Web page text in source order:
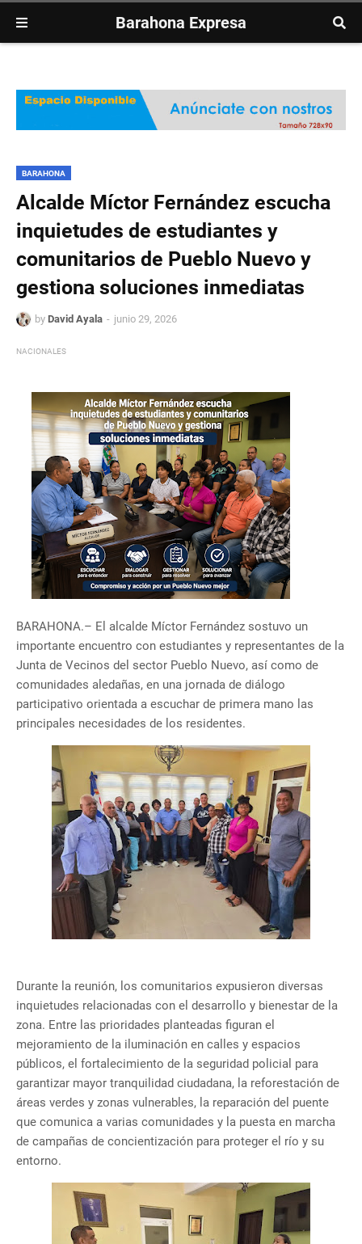
Barahona Expresa
BARAHONA
Alcalde Míctor Fernández escucha
inquietudes de estudiantes y
comunitarios de Pueblo Nuevo y
gestiona soluciones inmediatas
by David Ayala junio 29, 2026
NACIONALES
BARAHONA.– El alcalde Míctor Fernández sostuvo un
importante encuentro con estudiantes y representantes de la
Junta de Vecinos del sector Pueblo Nuevo, así como de
comunidades aledañas, en una jornada de diálogo
participativo orientada a escuchar de primera mano las
principales necesidades de los residentes.
Durante la reunión, los comunitarios expusieron diversas
inquietudes relacionadas con el desarrollo y bienestar de la
zona. Entre las prioridades planteadas figuran el
mejoramiento de la iluminación en calles y espacios
públicos, el fortalecimiento de la seguridad policial para
garantizar mayor tranquilidad ciudadana, la reforestación de
áreas verdes y zonas vulnerables, la reparación del puente
que comunica a varias comunidades y la puesta en marcha
de campañas de concientización para proteger el río y su
entorno.